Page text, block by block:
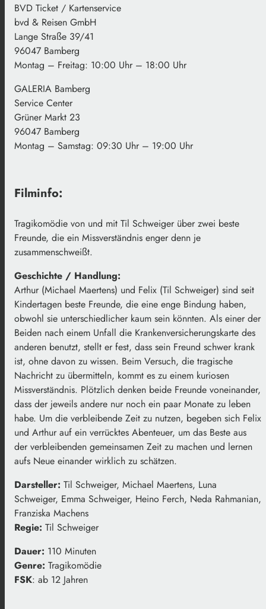
BVD Ticket / Kartenservice
bvd & Reisen GmbH
Lange Straße 39/41
96047 Bamberg
Montag – Freitag: 10:00 Uhr – 18:00 Uhr
GALERIA Bamberg
Service Center
Grüner Markt 23
96047 Bamberg
Montag – Samstag: 09:30 Uhr – 19:00 Uhr
Filminfo:
Tragikomödie von und mit Til Schweiger über zwei beste
Freunde, die ein Missverständnis enger denn je
zusammenschweißt.
Geschichte / Handlung:
Arthur (Michael Maertens) und Felix (Til Schweiger) sind seit
Kindertagen beste Freunde, die eine enge Bindung haben,
obwohl sie unterschiedlicher kaum sein könnten. Als einer der
Beiden nach einem Unfall die Krankenversicherungskarte des
anderen benutzt, stellt er fest, dass sein Freund schwer krank
ist, ohne davon zu wissen. Beim Versuch, die tragische
Nachricht zu übermitteln, kommt es zu einem kuriosen
Missverständnis. Plötzlich denken beide Freunde voneinander,
dass der jeweils andere nur noch ein paar Monate zu leben
habe. Um die verbleibende Zeit zu nutzen, begeben sich Felix
und Arthur auf ein verrücktes Abenteuer, um das Beste aus
der verbleibenden gemeinsamen Zeit zu machen und lernen
aufs Neue einander wirklich zu schätzen.
Darsteller: Til Schweiger, Michael Maertens, Luna
Schweiger, Emma Schweiger, Heino Ferch, Neda Rahmanian,
Franziska Machens
Regie: Til Schweiger
Dauer: 110 Minuten
Genre: Tragikomödie
FSK: ab 12 Jahren